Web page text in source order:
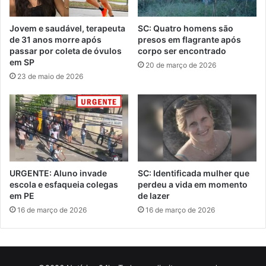
Jovem e saudável, terapeuta
de 31 anos morre após
passar por coleta de óvulos
em SP
23 de maio de 2026
SC: Quatro homens são
presos em flagrante após
corpo ser encontrado
20 de março de 2026
URGENTE: Aluno invade
escola e esfaqueia colegas
em PE
16 de março de 2026
SC: Identificada mulher que
perdeu a vida em momento
de lazer
16 de março de 2026